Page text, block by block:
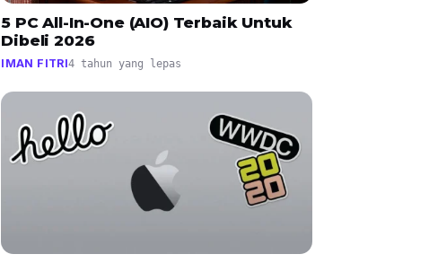
5 PC All-In-One (AIO) Terbaik Untuk
Dibeli 2026
IMAN FITRI4 tahun yang lepas